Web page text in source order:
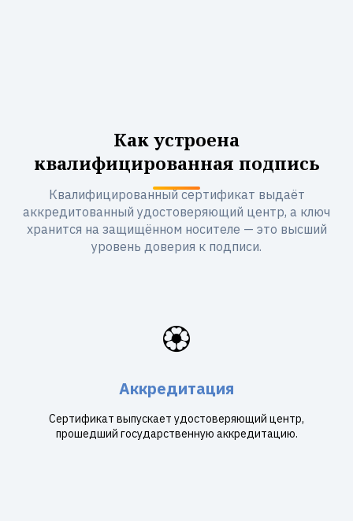
Как устроена
квалифицированная подпись
Квалифицированный сертификат выдаёт
аккредитованный удостоверяющий центр, а ключ
хранится на защищённом носителе — это высший
уровень доверия к подписи.
🏵️
Аккредитация
Сертификат выпускает удостоверяющий центр,
прошедший государственную аккредитацию.